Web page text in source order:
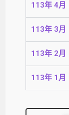
113年 4月
113年 3月
113年 2月
113年 1月